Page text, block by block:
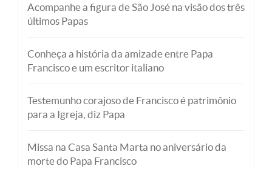
Acompanhe a figura de São José na visão dos três
últimos Papas
Conheça a história da amizade entre Papa
Francisco e um escritor italiano
Testemunho corajoso de Francisco é patrimônio
para a Igreja, diz Papa
Missa na Casa Santa Marta no aniversário da
morte do Papa Francisco